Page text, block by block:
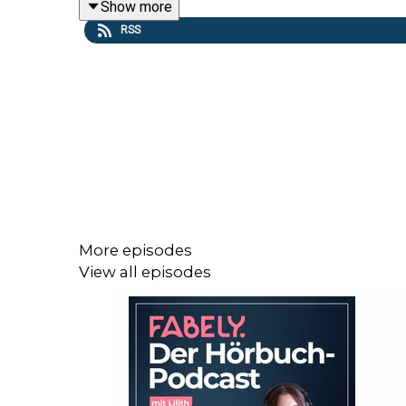
Außerdem stellen wir euch noch diese vier
“Liane und das Land der Geschichten” von Elif
Welches Debüt hat euch von Anfang an direkt
Show more
RSS
More episodes
View all episodes